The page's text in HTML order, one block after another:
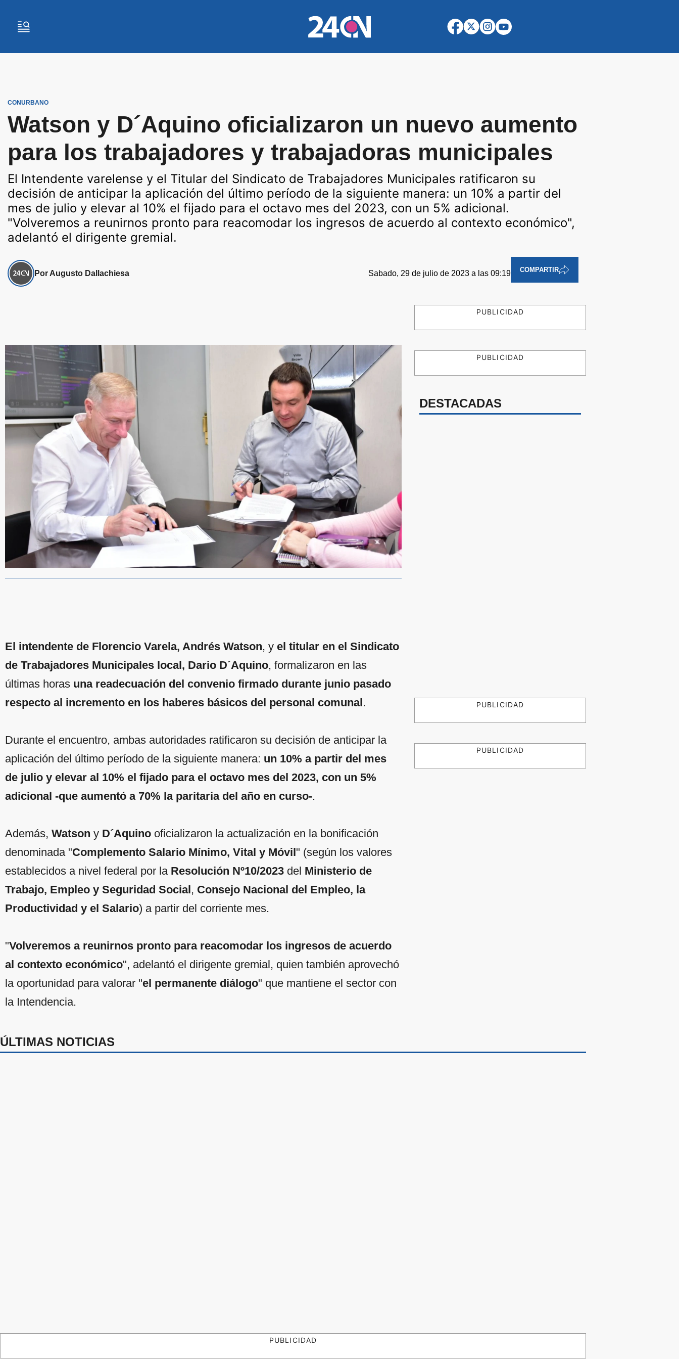
CONURBANO
Watson y D´Aquino oficializaron un nuevo aumento
para los trabajadores y trabajadoras municipales
El Intendente varelense y el Titular del Sindicato de Trabajadores Municipales ratificaron su
decisión de anticipar la aplicación del último período de la siguiente manera: un 10% a partir del
mes de julio y elevar al 10% el fijado para el octavo mes del 2023, con un 5% adicional.
"Volveremos a reunirnos pronto para reacomodar los ingresos de acuerdo al contexto económico",
adelantó el dirigente gremial.
Por Augusto Dallachiesa Sabado, 29 de julio de 2023 a las 09:19 COMPARTIR
El intendente de Florencio Varela, Andrés Watson, y el titular en el Sindicato
de Trabajadores Municipales local, Dario D´Aquino, formalizaron en las
últimas horas una readecuación del convenio firmado durante junio pasado
respecto al incremento en los haberes básicos del personal comunal.
Durante el encuentro, ambas autoridades ratificaron su decisión de anticipar la
aplicación del último período de la siguiente manera: un 10% a partir del mes
de julio y elevar al 10% el fijado para el octavo mes del 2023, con un 5%
adicional -que aumentó a 70% la paritaria del año en curso-.
Además, Watson y D´Aquino oficializaron la actualización en la bonificación
denominada "Complemento Salario Mínimo, Vital y Móvil" (según los valores
establecidos a nivel federal por la Resolución Nº10/2023 del Ministerio de
Trabajo, Empleo y Seguridad Social, Consejo Nacional del Empleo, la
Productividad y el Salario) a partir del corriente mes.
"Volveremos a reunirnos pronto para reacomodar los ingresos de acuerdo
al contexto económico", adelantó el dirigente gremial, quien también aprovechó
la oportunidad para valorar "el permanente diálogo" que mantiene el sector con
la Intendencia.
PUBLICIDAD
PUBLICIDAD
DESTACADAS
PUBLICIDAD
PUBLICIDAD
ÚLTIMAS NOTICIAS
PUBLICIDAD